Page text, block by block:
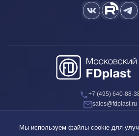
+7 (495) 640-88-
sales@fdplast.ru
Мы используем файлы cookie для